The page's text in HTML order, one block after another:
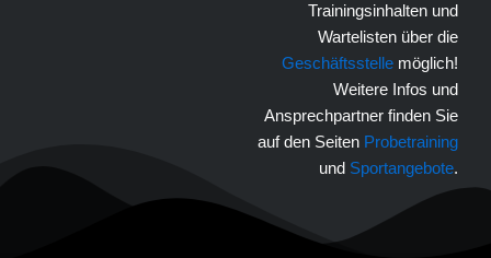
Trainingsinhalten und
Wartelisten über die
Geschäftsstelle möglich!
Weitere Infos und
Ansprechpartner finden Sie
auf den Seiten Probetraining
und Sportangebote.